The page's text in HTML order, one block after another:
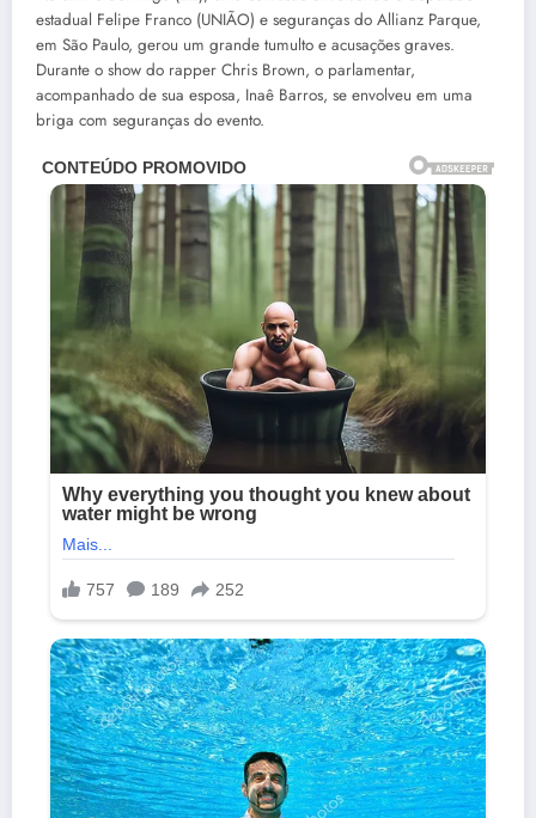
estadual Felipe Franco (UNIÃO) e seguranças do Allianz Parque,
em São Paulo, gerou um grande tumulto e acusações graves.
Durante o show do rapper Chris Brown, o parlamentar,
acompanhado de sua esposa, Inaê Barros, se envolveu em uma
briga com seguranças do evento.